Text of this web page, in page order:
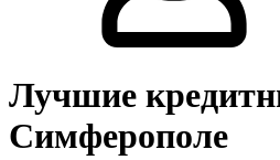
Лучшие
Симферополе